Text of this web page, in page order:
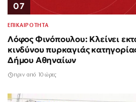
07
ΕΠΙΚΑΙΡΟΤΗΤΑ
Λόφος Φινόπουλου: Κλείνει
κινδύνου πυρκαγιάς
Δήμου Αθηναίων
πριν από 10 ώρες